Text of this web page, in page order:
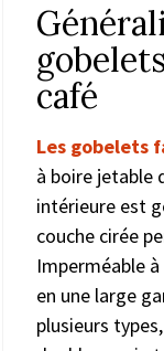
café
Les gobelets
à boire jetable
intérieure est
couche cirée
Imperméable
en une large
plusieurs